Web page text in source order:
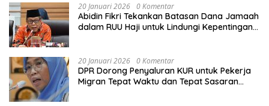
20 Januari 2026 0 Komentar
Abidin Fikri Tekankan Batasan Dana Jamaah
dalam RUU Haji untuk Lindungi Kepentingan
20 Januari 2026 0 Komentar
DPR Dorong Penyaluran KUR untuk Pekerja
Migran Tepat Waktu dan Tepat Sasaran